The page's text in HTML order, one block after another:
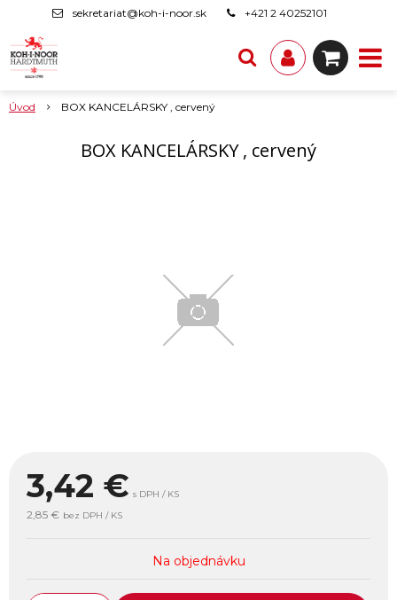
sekretariat@koh-i-noor.sk +421 2 40252101
Úvod BOX KANCELÁRSKY , cervený
BOX KANCELÁRSKY , cervený
3,42 € s DPH / KS
2,85 € bez DPH / KS
Na objednávku